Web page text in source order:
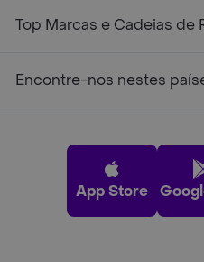
Top Marcas e Cadeias de
Encontre-nos nestes
App Store